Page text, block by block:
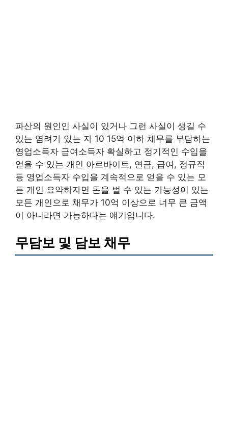
파산의 원인인 사실이 있거나 그런 사실이 생길 수
있는 염려가 있는 자 10 15억 이하 채무를 부담하는
영업소득자 급여소득자 확실하고 정기적인 수입을
얻을 수 있는 개인 아르바이트, 연금, 급여, 정규직
등 영업소득자 수입을 계속적으로 얻을 수 있는 모
든 개인 요약하자면 돈을 벌 수 있는 가능성이 있는
모든 개인으로 채무가 10억 이상으로 너무 큰 금액
이 아니라면 가능하다는 얘기입니다.
무담보 및 담보 채무